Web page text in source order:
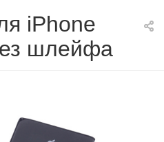
iPhone
шлейфа